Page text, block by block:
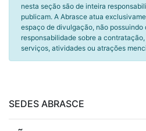
nesta seção são de inteira
publicam. A Abrasce atua
espaço de divulgação, não possuindo
responsabilidade sobre a
serviços, atividades ou atrações
SEDES ABRASCE